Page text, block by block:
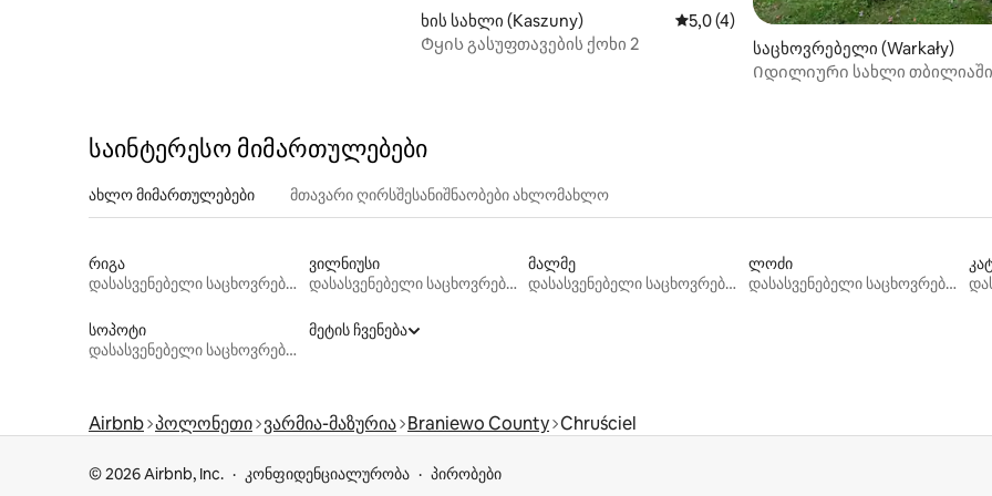
ხის სახლი (Kaszuny) საშუალო შეფასებაა 5‑დან 5,0, 4
5,0 (4)
Ტყის გასუფთავების ქოხი 2
საცხოვრებელი (Warkały)
Იდილიური სახლი თბილიაში
საინტერესო მიმართულებები
ახლო მიმართულებები მთავარი ღირსშესანიშნაობები ახლომახლო
რიგა
დასასვენებელი საცხოვრებლები
ვილნიუსი
დასასვენებელი საცხოვრებლები
მალმე
დასასვენებელი საცხოვრებლები
ლოძი
დასასვენებელი საცხოვრებლები
სოპოტი
დასასვენებელი საცხოვრებლები
მეტის ჩვენება
Airbnb პოლონეთი ვარმია-მაზურია Braniewo County Chruściel
© 2026 Airbnb, Inc. კონფიდენციალურობა პირობები